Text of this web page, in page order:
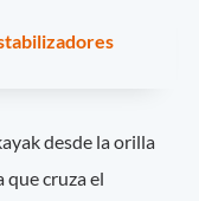
desde la orilla
que cruza el